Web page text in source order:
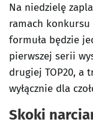
Na niedzielę
ramach konkursu
formuła będzie
pierwszej serii
drugiej TOP20, a
wyłącznie dla
Skoki